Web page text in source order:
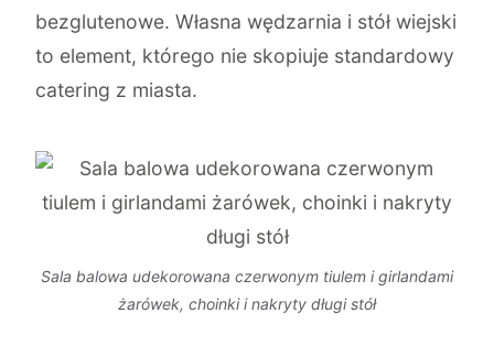
bezglutenowe. Własna wędzarnia i stół wiejski
to element, którego nie skopiuje standardowy
catering z miasta.
Sala balowa udekorowana czerwonym tiulem i girlandami
żarówek, choinki i nakryty długi stół